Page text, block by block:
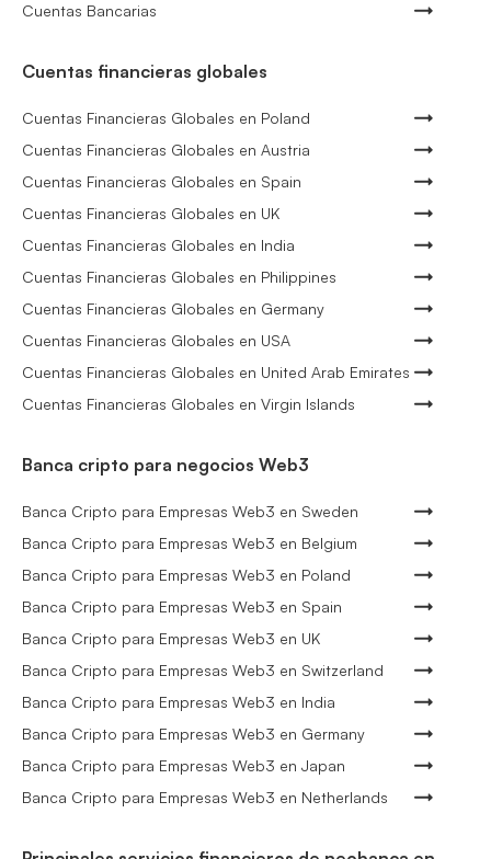
Cuentas Bancarias
Cuentas financieras globales
Cuentas Financieras Globales en Poland
Cuentas Financieras Globales en Austria
Cuentas Financieras Globales en Spain
Cuentas Financieras Globales en UK
Cuentas Financieras Globales en India
Cuentas Financieras Globales en Philippines
Cuentas Financieras Globales en Germany
Cuentas Financieras Globales en USA
Cuentas Financieras Globales en United Arab Emirates
Cuentas Financieras Globales en Virgin Islands
Banca cripto para negocios Web3
Banca Cripto para Empresas Web3 en Sweden
Banca Cripto para Empresas Web3 en Belgium
Banca Cripto para Empresas Web3 en Poland
Banca Cripto para Empresas Web3 en Spain
Banca Cripto para Empresas Web3 en UK
Banca Cripto para Empresas Web3 en Switzerland
Banca Cripto para Empresas Web3 en India
Banca Cripto para Empresas Web3 en Germany
Banca Cripto para Empresas Web3 en Japan
Banca Cripto para Empresas Web3 en Netherlands